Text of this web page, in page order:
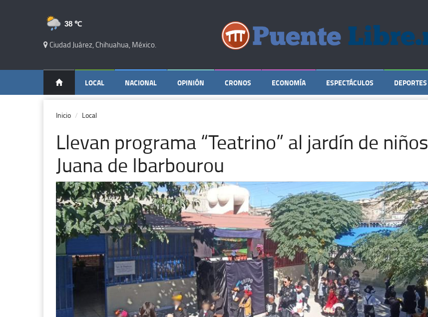
38 ℃
Ciudad Juárez, Chihuahua, México.
LOCAL NACIONAL OPINIÓN CRONOS ECONOMÍA ESPECTÁCULOS DEPORTES
Inicio Local
Llevan programa “Teatrino” al jardín de niños
Juana de Ibarbourou